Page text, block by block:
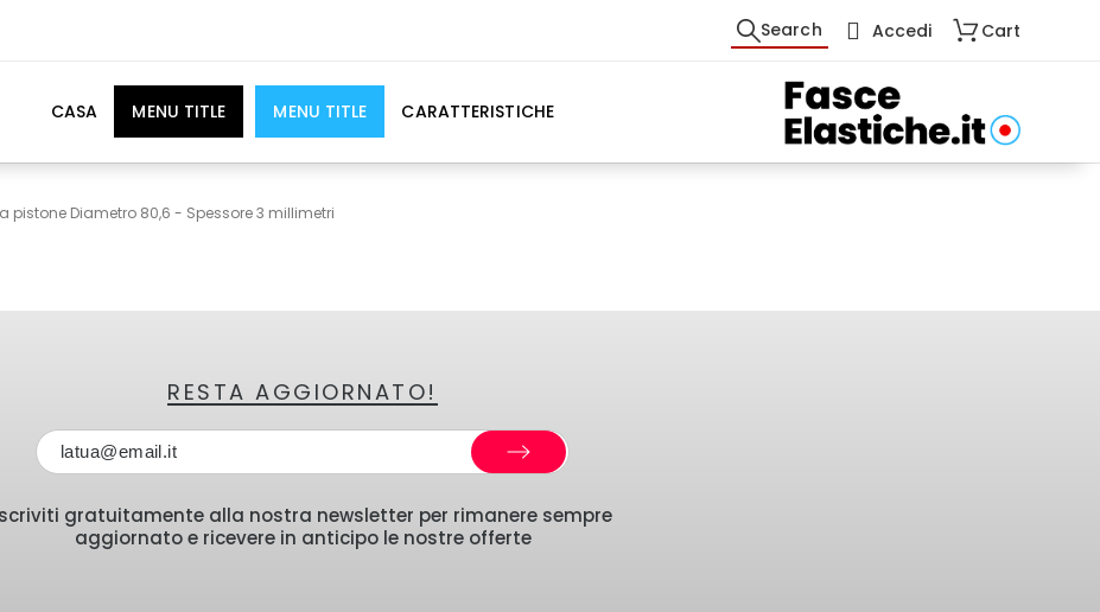
Search Accedi Cart
CASA MENU TITLE MENU TITLE CARATTERISTICHE
pistone Diametro 80,6 - Spessore 3 millimetri
RESTA AGGIORNATO!
gratuitamente alla nostra newsletter per rimanere sempre
aggiornato e ricevere in anticipo le nostre offerte